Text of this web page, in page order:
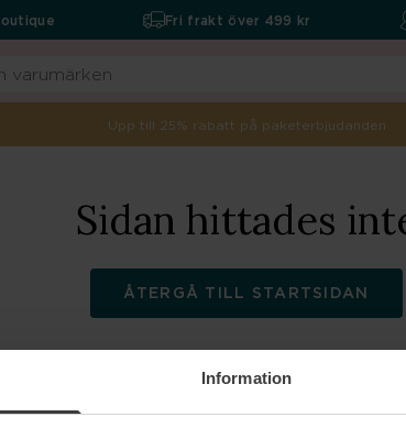
Information
Fri frakt över 499 kr
Upp till 25% rabatt på paketerbjudanden
Sidan hittades
ÅTERGÅ TILL STARTSIDAN